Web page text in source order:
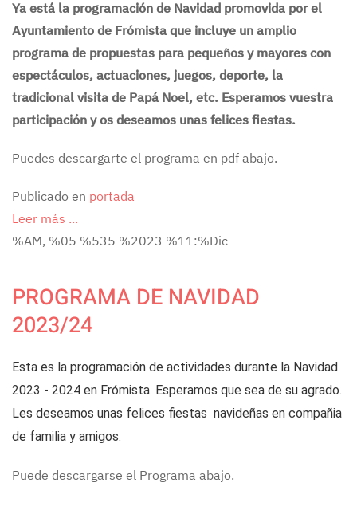
Ya está la programación de Navidad promovida por el
Ayuntamiento de Frómista que incluye un amplio
programa de propuestas para pequeños y mayores con
espectáculos, actuaciones, juegos, deporte, la
tradicional visita de Papá Noel, etc. Esperamos vuestra
participación y os deseamos unas felices fiestas.
Puedes descargarte el programa en pdf abajo.
Publicado en portada
Leer más ...
%AM, %05 %535 %2023 %11:%Dic
PROGRAMA DE NAVIDAD
2023/24
Esta es la programación de actividades durante la Navidad
2023 - 2024 en Frómista. Esperamos que sea de su agrado.
Les deseamos unas felices fiestas navideñas en compañia
de familia y amigos.
Puede descargarse el Programa abajo.